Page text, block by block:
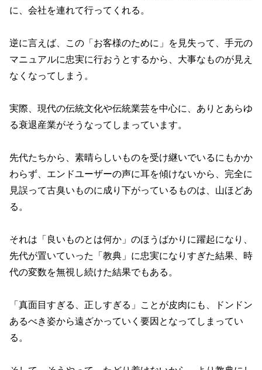
に、会社を連れて行ってくれる。
逆に言えば、この「お客様のために」を見失って、手元の
マニュアルに忠実に行おうとするから、大事なものが見え
なくなってしまう。
実際、現代の伝統文化や伝統業芸を中心に、ありとあらゆ
る衰退産業がそうなってしまっています。
先代たちから、素晴らしいものを受け継いでいるにもかか
わらず、エンドユーザーの声に耳を傾けないから、完全に
見誤って古臭いものに成り下がっているものは、山ほどあ
る。
それは「良いものとは何か」のほうばかりに躍起になり、
先代が置いていった「教典」に忠実になりすぎた結果、時
代の変数を無視し続けた結果でもある。
「真面目すぎる、正しすぎる」ことが皮肉にも、ドンドン
あるべき姿から遠ざかっていく要因となってしまってい
る。